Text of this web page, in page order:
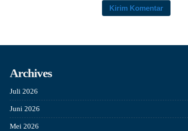
Archives
Juli 2026
Juni 2026
Mei 2026